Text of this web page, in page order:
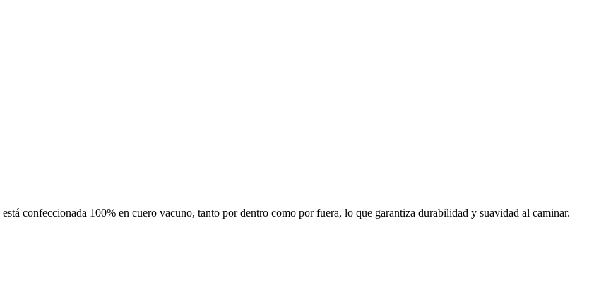
está confeccionada 100% en cuero vacuno, tanto por dentro como por fuera, lo que garantiza durabilidad y suavidad al caminar.